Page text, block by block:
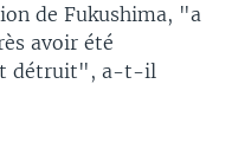
de Fukushima, "a
avoir été
détruit", a-t-il